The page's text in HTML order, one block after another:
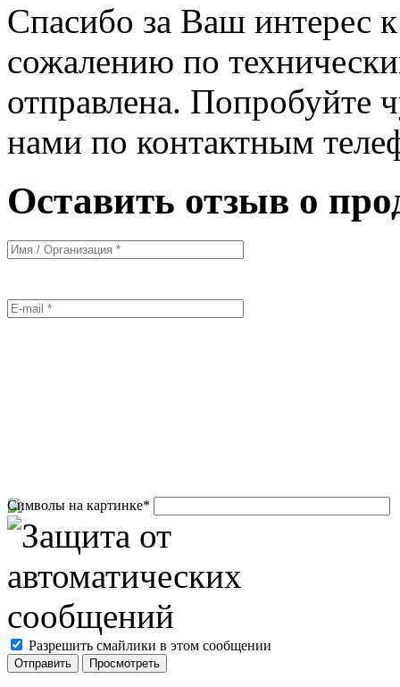
Спасибо за Ваш интерес
сожалению по
отправлена. Попробуйте
нами по контактным
Оставить отзыв о
Символы на картинке*
Разрешить смайлики в этом сообщении